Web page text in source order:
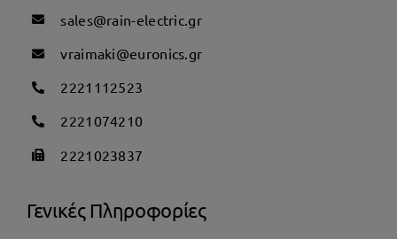
sales@rain-electric.gr
vraimaki@euronics.gr
2221112523
2221074210
2221023837
Γενικές Πληροφορίες